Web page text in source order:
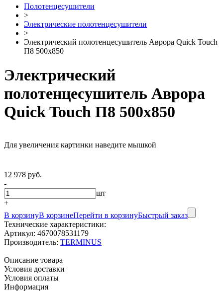
Полотенцесушители
>
Электрические полотенцесушители
>
Электрический полотенцесушитель Аврора Quick Touch
П8 500х850
Электрический
полотенцесушитель Аврора
Quick Touch П8 500х850
Для увеличения картинки наведите мышкой
12 978 руб.
-
шт
+
В корзинуВ корзинеПерейти в корзинуБыстрый заказ
Технические характеристики:
Артикул: 4670078531179
Производитель: TERMINUS
Описание товара
Условия доставки
Условия оплаты
Информация